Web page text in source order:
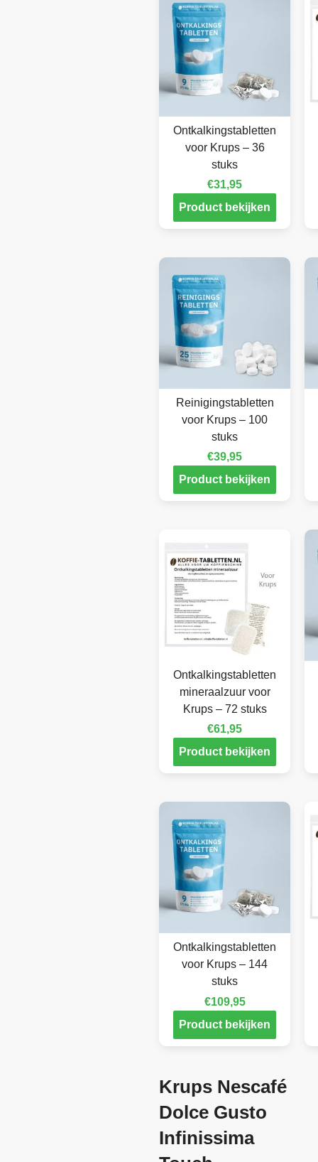
Ontkalkingstabletten
voor Krups – 36
stuks
€31,95
Product bekijken
Reinigingstabletten
voor Krups – 100
stuks
€39,95
Product bekijken
Ontkalkingstabletten
mineraalzuur voor
Krups – 72 stuks
€61,95
Product bekijken
Ontkalkingstabletten
voor Krups – 144
stuks
€109,95
Product bekijken
Krups Nescafé
Dolce Gusto
Infinissima